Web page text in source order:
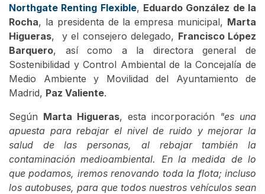
Northgate Renting Flexible, Eduardo González de la
Rocha, la presidenta de la empresa municipal, Marta
Higueras, y el consejero delegado, Francisco López
Barquero, así como a la directora general de
Sostenibilidad y Control Ambiental de la Concejalía de
Medio Ambiente y Movilidad del Ayuntamiento de
Madrid, Paz Valiente.
Según Marta Higueras, esta incorporación "es una
apuesta para rebajar el nivel de ruido y mejorar la
salud de las personas, al rebajar también la
contaminación medioambiental. En la medida de lo
que podamos, iremos renovando toda la flota; incluso
los autobuses, para que todos nuestros vehículos sean